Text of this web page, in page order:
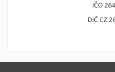
IČO
DIČ CZ